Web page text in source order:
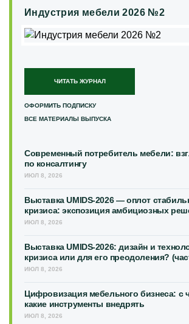
Индустрия мебели 2026 №2
ЧИТАТЬ ЖУРНАЛ
ОФОРМИТЬ ПОДПИСКУ
ВСЕ МАТЕРИАЛЫ ВЫПУСКА
Современный потребитель мебели:
по консалтингу
ИЮЛ 8, 2026
Выставка UMIDS-2026 — оплот
кризиса: экспозиция амбициозных
ИЮЛ 8, 2026
Выставка UMIDS-2026: дизайн и
кризиса или для его преодоления?
ИЮЛ 8, 2026
Цифровизация мебельного бизнеса: с
какие инструменты внедрять
ИЮЛ 8, 2026